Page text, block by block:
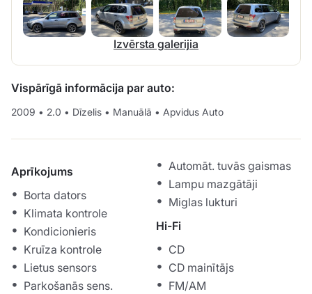
Izvērsta galerijia
Vispārīgā informācija par auto:
2009 • 2.0 • Dīzelis • Manuālā • Apvidus Auto
Aprīkojums
Borta dators
Klimata kontrole
Kondicionieris
Kruīza kontrole
Lietus sensors
Parkošanās sens.
Automāt. tuvās gaismas
Lampu mazgātāji
Miglas lukturi
Hi-Fi
CD
CD mainītājs
FM/AM